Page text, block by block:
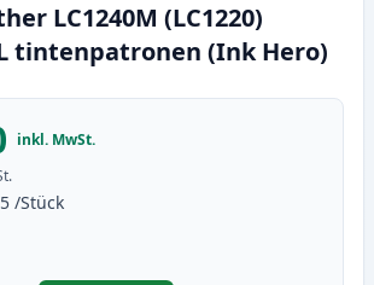
LC1240M (LC1220)
tintenpatronen (Ink Hero)
inkl. MwSt.
/Stück